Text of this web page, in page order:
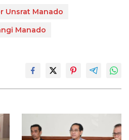
Unsrat Manado
Manado